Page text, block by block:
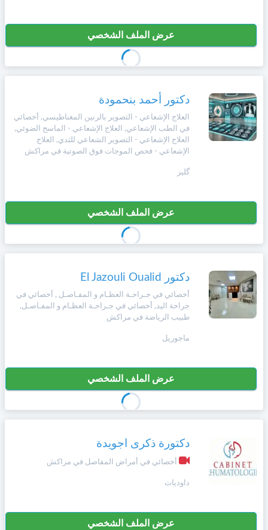
عرض الملف الشخصي
دكتور أحمد بنحمودة
العلاج الإشعاعي - التصوير بالرنين المغناطيسي, أخصائي
في الطب الإشعاعي, العلاج الإشعاعي - الماسح الضوئي,
العلاج الإشعاعي - التصوير الشعاعي للثدي, العلاج
الإشعاعي - فحص الموجات فوق الصوتية في مراكش
گليز
عرض الملف الشخصي
دكتور El Jazouli Oualid
أخصائي في جـراحـة العظـام و المفـاصـل , أخصائي في
جراحة اليد, أخصائي في جـراحـة العظـام و المفـاصـل,
طبيب الرياضة في مراكش
ماجوريل
عرض الملف الشخصي
دكتورة ذكرى اجويدة
أخصائي في أمراض المفاصل في مراكش
داوديات
عرض الملف الشخصي